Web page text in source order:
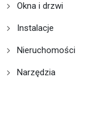
Okna i drzwi
Instalacje
Nieruchomości
Narzędzia